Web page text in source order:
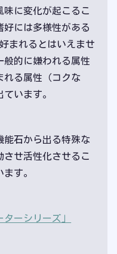
味に変化が起こるこ
には多様性がある
まれるとはいえませ
般的に嫌われる属性
れる属性（コクな
います。
能石から出る特殊な
せ活性化させるこ
す。
ーシリーズ」